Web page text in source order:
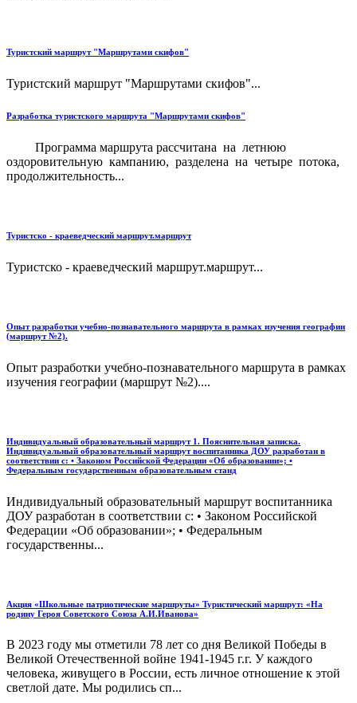
Туристский маршрут "Маршрутами скифов"
Туристский маршрут "Маршрутами скифов"...
Разработка туристского маршрута "Маршрутами скифов"
Программа маршрута рассчитана на летнюю
оздоровительную кампанию, разделена на четыре потока,
продолжительность...
Туристско - краеведческий маршрут.маршрут
Туристско - краеведческий маршрут.маршрут...
Опыт разработки учебно-познавательного маршрута в рамках изучения географии
(маршрут №2).
Опыт разработки учебно-познавательного маршрута в рамках
изучения географии (маршрут №2)....
Индивидуальный образовательный маршрут 1. Пояснительная записка.
Индивидуальный образовательный маршрут воспитанника ДОУ разработан в
соответствии с: • Законом Российской Федерации «Об образовании»; •
Федеральным государственным образовательным станд
Индивидуальный образовательный маршрут воспитанника
ДОУ разработан в соответствии с: • Законом Российской
Федерации «Об образовании»; • Федеральным
государственны...
Акция «Школьные патриотические маршруты» Туристический маршрут: «На
родину Героя Советского Союза А.И.Иванова»
В 2023 году мы отметили 78 лет со дня Великой Победы в
Великой Отечественной войне 1941-1945 г.г. У каждого
человека, живущего в России, есть личное отношение к этой
светлой дате. Мы родились сп...